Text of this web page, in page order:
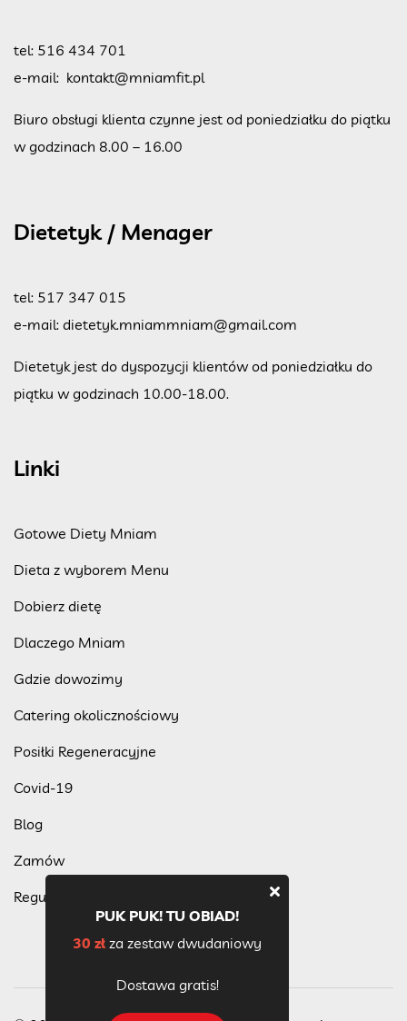
tel: 516 434 701
e-mail: kontakt@mniamfit.pl
Biuro obsługi klienta czynne jest od poniedziałku do piątku
w godzinach 8.00 – 16.00
Dietetyk / Menager
tel: 517 347 015
e-mail: dietetyk.mniammniam@gmail.com
Dietetyk jest do dyspozycji klientów od poniedziałku do
piątku w godzinach 10.00-18.00.
Linki
Gotowe Diety Mniam
Dieta z wyborem Menu
Dobierz dietę
Dlaczego Mniam
Gdzie dowozimy
Catering okolicznościowy
Posiłki Regeneracyjne
Covid-19
Blog
Zamów
Regulamin programu lojalnościowego
PUK PUK! TU OBIAD!
30 zł za zestaw dwudaniowy
Dostawa gratis!